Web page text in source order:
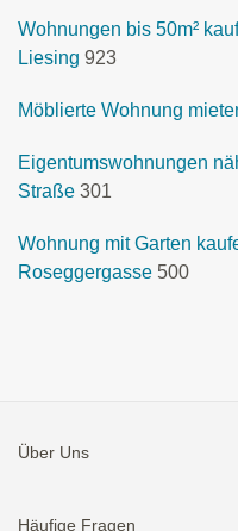
Wohnungen bis 50m²
Liesing 923
Möblierte Wohnung
Eigentumswohnungen
Straße 301
Wohnung mit Garten
Roseggergasse 500
Über Uns
Häufige Fragen